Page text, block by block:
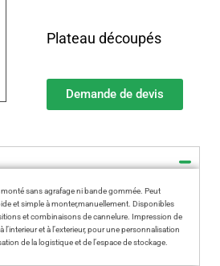
Plateau découpés
Demande de devis
sans agrafage ni bande gommée. Peut
et simple à monter,manuellement. Disponibles
et combinaisons de cannelure. Impression de
et à l’exterieur, pour une personnalisation
de la logistique et de l’espace de stockage.